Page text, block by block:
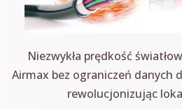
Niezwykła prędkość
Airmax bez ograniczeń danych
rewolucjonizując